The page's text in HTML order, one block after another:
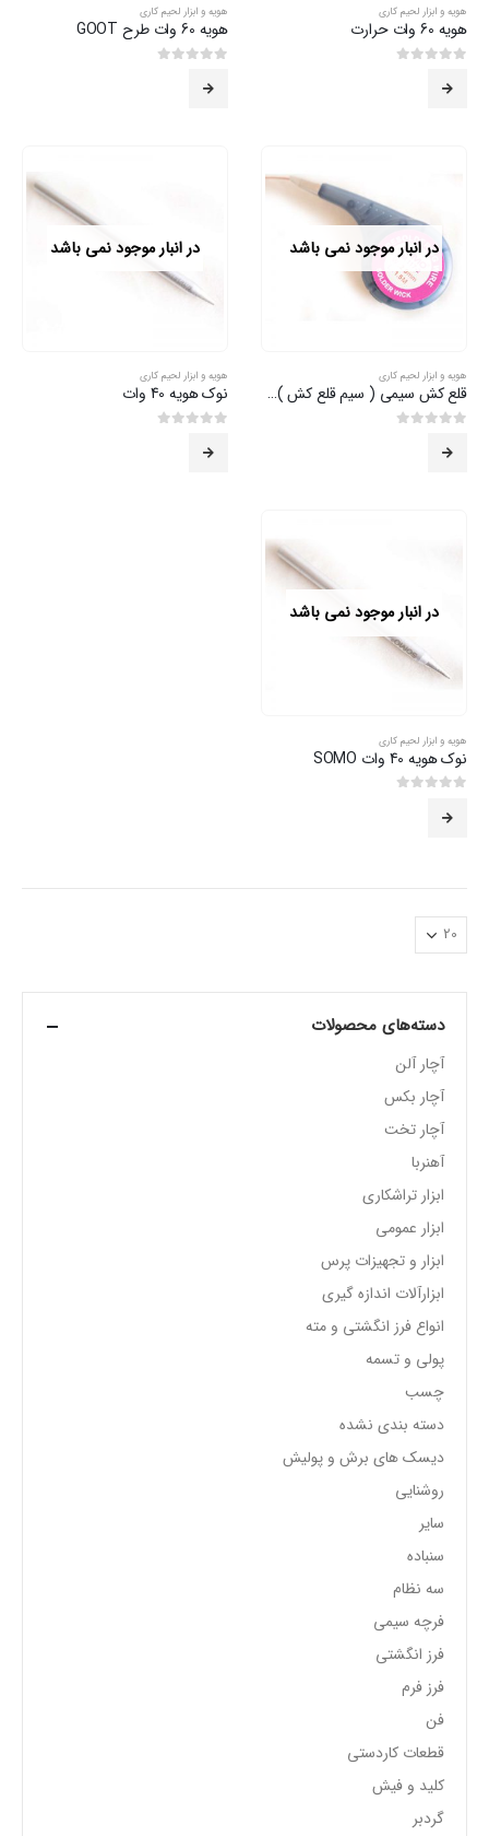
هویه و ابزار لحیم کاری
هویه 60 وات حرارت
هویه و ابزار لحیم کاری
هویه 60 وات طرح GOOT
در انبار موجود نمی باشد
هویه و ابزار لحیم کاری
قلع کش سیمی ( سیم قلع کش )SOMO
در انبار موجود نمی باشد
هویه و ابزار لحیم کاری
نوک هویه 40 وات
در انبار موجود نمی باشد
هویه و ابزار لحیم کاری
نوک هویه 40 وات SOMO
دسته‌های محصولات
آچار آلن
آچار بکس
آچار تخت
آهنربا
ابزار تراشکاری
ابزار عمومی
ابزار و تجهیزات پرس
ابزارآلات اندازه گیری
انواع فرز انگشتی و مته
پولی و تسمه
چسب
دسته بندی نشده
دیسک های برش و پولیش
روشنایی
سایر
سنباده
سه نظام
فرچه سیمی
فرز انگشتی
فرز فرم
فن
قطعات کاردستی
کلید و فیش
گردبر